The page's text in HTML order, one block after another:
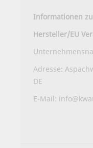
Informationen
Hersteller/EU
Adresse:
DE
E-Mail: